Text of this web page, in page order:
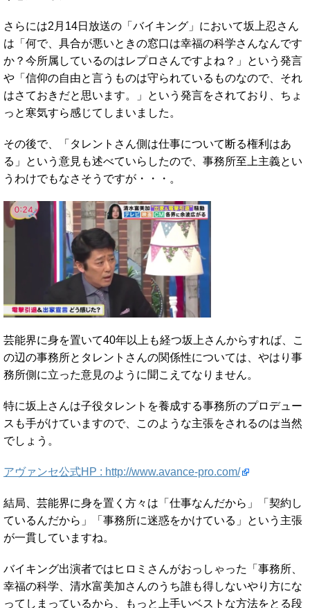
さらには2月14日放送の「バイキング」において坂上忍さん
は「何で、具合が悪いときの窓口は幸福の科学さんなんです
か？今所属しているのはレプロさんですよね？」という発言
や「信仰の自由と言うものは守られているものなので、それ
はさておきだと思います。」という発言をされており、ちょ
っと寒気すら感じてしまいました。
その後で、「タレントさん側は仕事について断る権利はあ
る」という意見も述べていらしたので、事務所至上主義とい
うわけでもなさそうですが・・・。
芸能界に身を置いて40年以上も経つ坂上さんからすれば、こ
の辺の事務所とタレントさんの関係性については、やはり事
務所側に立った意見のように聞こえてなりません。
特に坂上さんは子役タレントを養成する事務所のプロデュー
スも手がけていますので、このような主張をされるのは当然
でしょう。
アヴァンセ公式HP : http://www.avance-pro.com/
結局、芸能界に身を置く方々は「仕事なんだから」「契約し
ているんだから」「事務所に迷惑をかけている」という主張
が一貫していますね。
バイキング出演者ではヒロミさんがおっしゃった「事務所、
幸福の科学、清水富美加さんのうち誰も得しないやり方にな
ってしまっているから、もっと上手いベストな方法をとる段